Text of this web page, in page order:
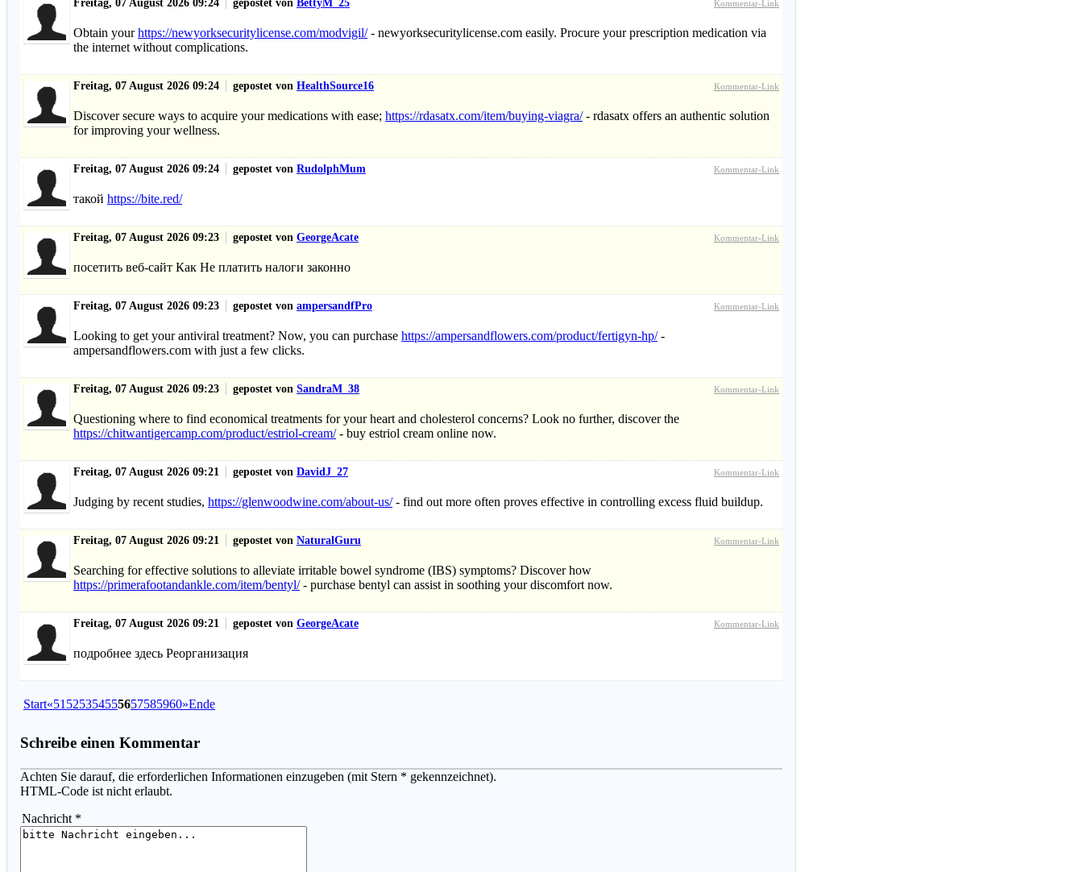
Kommentar-Link
Freitag, 07 August 2026 09:24 gepostet von BettyM_25
Obtain yourhttps://newyorksecuritylicense.com/modvigil/- newyorksecuritylicense.com easily. Procure your prescription medication via
the internet without complications.
Kommentar-Link
Freitag, 07 August 2026 09:24 gepostet von HealthSource16
Discover secure ways to acquire your medications with ease; https://rdasatx.com/item/buying-viagra/- rdasatx offers an authentic solution
for improving your wellness.
Kommentar-Link
Freitag, 07 August 2026 09:24 gepostet von RudolphMum
такой https://bite.red/
Kommentar-Link
Freitag, 07 August 2026 09:23 gepostet von GeorgeAcate
посетить веб-сайт Как Не платить налоги законно
Kommentar-Link
Freitag, 07 August 2026 09:23 gepostet von ampersandfPro
Looking to get your antiviral treatment? Now, you can purchase https://ampersandflowers.com/product/fertigyn-hp/-
ampersandflowers.com with just a few clicks.
Kommentar-Link
Freitag, 07 August 2026 09:23 gepostet von SandraM_38
Questioning where to find economical treatments for your heart and cholesterol concerns? Look no further, discover the
https://chitwantigercamp.com/product/estriol-cream/- buy estriol cream online now.
Kommentar-Link
Freitag, 07 August 2026 09:21 gepostet von DavidJ_27
Judging by recent studies, https://glenwoodwine.com/about-us/- find out more often proves effective in controlling excess fluid buildup.
Kommentar-Link
Freitag, 07 August 2026 09:21 gepostet von NaturalGuru
Searching for effective solutions to alleviate irritable bowel syndrome (IBS) symptoms? Discover how
https://primerafootandankle.com/item/bentyl/- purchase bentyl can assist in soothing your discomfort now.
Kommentar-Link
Freitag, 07 August 2026 09:21 gepostet von GeorgeAcate
подробнее здесь Реорганизация
Start«51 525354555657585960»Ende
Schreibe einen Kommentar
Achten Sie darauf, die erforderlichen Informationen einzugeben (mit Stern * gekennzeichnet).
HTML-Code ist nicht erlaubt.
Nachricht *